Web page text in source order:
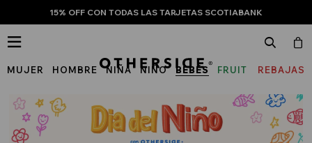
15% OFF CON TODAS LAS TARJETAS SCOTIABANK
MUJER HOMBRE NIÑA NIÑO BEBÉS
FRUIT
THE
LOOM
REBAJAS
